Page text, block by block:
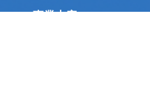
事業内容